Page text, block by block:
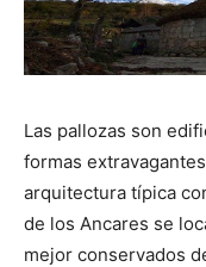
Las pallozas son
formas
arquitectura típica
de los Ancares se
mejor conservados